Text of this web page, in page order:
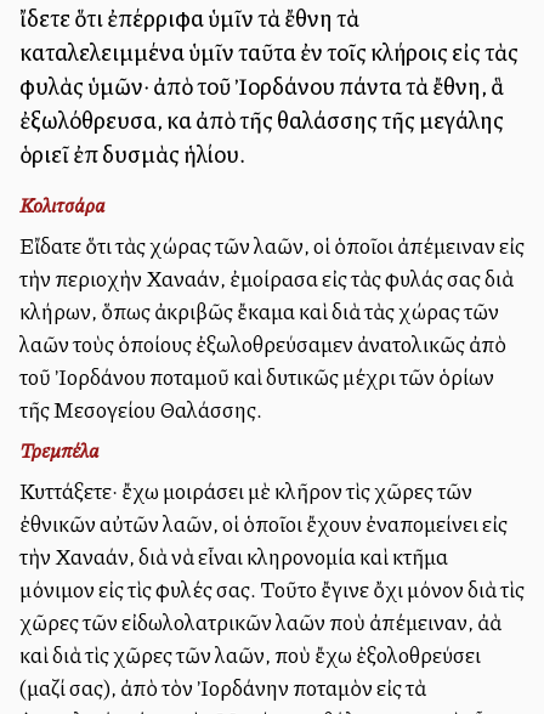
ἴδετε ὅτι ἐπέρριφα ὑμῖν τὰ ἔθνη τὰ
καταλελειμμένα ὑμῖν ταῦτα ἐν τοῖς κλήροις εἰς τὰς
φυλὰς ὑμῶν· ἀπὸ τοῦ Ἰορδάνου πάντα τὰ ἔθνη, ἃ
ἐξωλόθρευσα, καὶ ἀπὸ τῆς θαλάσσης τῆς μεγάλης
ὁριεῖ ἐπὶ δυσμὰς ἡλίου.
Κολιτσάρα
Εἴδατε ὅτι τὰς χώρας τῶν λαῶν, οἱ ὁποῖοι ἀπέμειναν εἰς
τὴν περιοχὴν Χαναάν, ἐμοίρασα εἰς τὰς φυλάς σας διὰ
κλήρων, ὅπως ἀκριβῶς ἔκαμα καὶ διὰ τὰς χώρας τῶν
λαῶν τοὺς ὁποίους ἐξωλοθρεύσαμεν ἀνατολικῶς ἀπὸ
τοῦ Ἰορδάνου ποταμοῦ καὶ δυτικῶς μέχρι τῶν ὁρίων
τῆς Μεσογείου Θαλάσσης.
Τρεμπέλα
Κυττάξετε· ἔχω μοιράσει μὲ κλῆρον τὶς χῶρες τῶν
ἐθνικῶν αὐτῶν λαῶν, οἱ ὁποῖοι ἔχουν ἐναπομείνει εἰς
τὴν Χαναάν, διὰ νὰ εἶναι κληρονομία καὶ κτῆμα
μόνιμον εἰς τὶς φυλές σας. Τοῦτο ἔγινε ὄχι μόνον διὰ τὶς
χῶρες τῶν εἰδωλολατρικῶν λαῶν ποὺ ἀπέμειναν, ἀλλὰ
καὶ διὰ τὶς χῶρες τῶν λαῶν, ποὺ ἔχω ἐξολοθρεύσει
(μαζί σας), ἀπὸ τὸν Ἰορδάνην ποταμὸν εἰς τὰ